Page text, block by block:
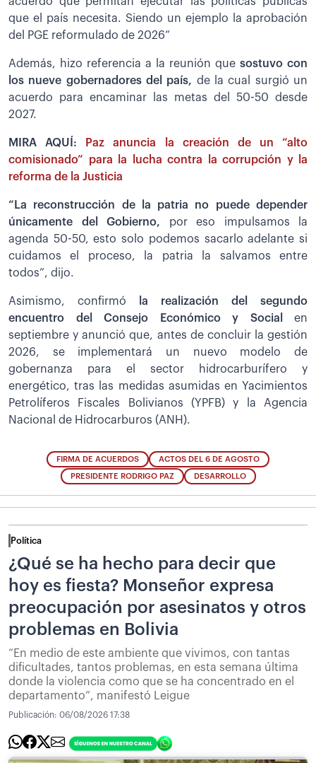
que el país necesita. Siendo un ejemplo la aprobación
del PGE reformulado de 2026”
Además, hizo referencia a la reunión que sostuvo con
los nueve gobernadores del país, de la cual surgió un
acuerdo para encaminar las metas del 50-50 desde
2027.
MIRA AQUÍ:
Paz anuncia la creación de un “alto
comisionado” para la lucha contra la corrupción y la
reforma de la Justicia
“La reconstrucción de la patria no puede depender
únicamente del Gobierno, por eso impulsamos la
agenda 50-50, esto solo podemos sacarlo adelante si
cuidamos el proceso, la patria la salvamos entre
todos”, dijo.
Asimismo, confirmó la realización del segundo
encuentro del Consejo Económico y Social en
septiembre y anunció que, antes de concluir la gestión
2026, se implementará un nuevo modelo de
gobernanza para el sector hidrocarburífero y
energético, tras las medidas asumidas en Yacimientos
Petrolíferos Fiscales Bolivianos (YPFB) y la Agencia
Nacional de Hidrocarburos (ANH).
FIRMA DE ACUERDOS ACTOS DEL 6 DE AGOSTO
PRESIDENTE RODRIGO PAZ DESARROLLO
Política
¿Qué se ha hecho para decir que
hoy es fiesta? Monseñor expresa
preocupación por asesinatos y otros
problemas en Bolivia
“En medio de este ambiente que vivimos, con tantas
dificultades, tantos problemas, en esta semana última
donde la violencia como que se ha concentrado en el
departamento”, manifestó Leigue
Publicación: 06/08/2026 17:38